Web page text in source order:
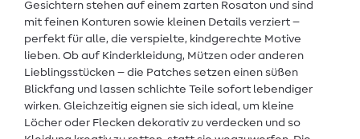
Gesichtern stehen auf einem zarten Rosaton und sind
mit feinen Konturen sowie kleinen Details verziert –
perfekt für alle, die verspielte, kindgerechte Motive
lieben. Ob auf Kinderkleidung, Mützen oder anderen
Lieblingsstücken – die Patches setzen einen süßen
Blickfang und lassen schlichte Teile sofort lebendiger
wirken. Gleichzeitig eignen sie sich ideal, um kleine
Löcher oder Flecken dekorativ zu verdecken und so